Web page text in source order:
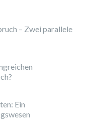
– Zwei parallele
Ein